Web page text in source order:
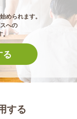
められます。
への
。
る
する